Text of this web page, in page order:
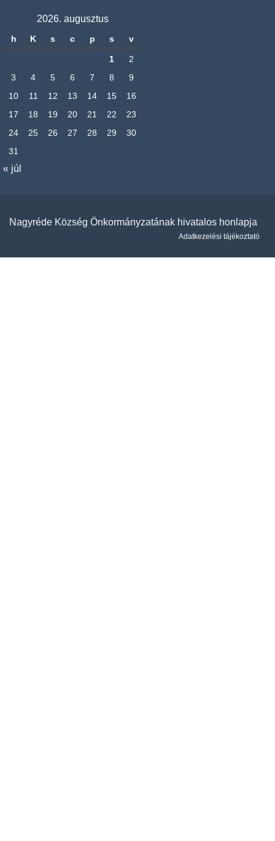
2026. augusztus
h K s c p s v
1
2
3
4 5 6 7 8
9
10
11 12 13 14 15
16
17
18 19 20 21 22
23
24
25 26 27 28 29
30
31
« júl
Nagyréde Község Önkormányzatának hivatalos honlapja
Adatkezelési tájékoztató